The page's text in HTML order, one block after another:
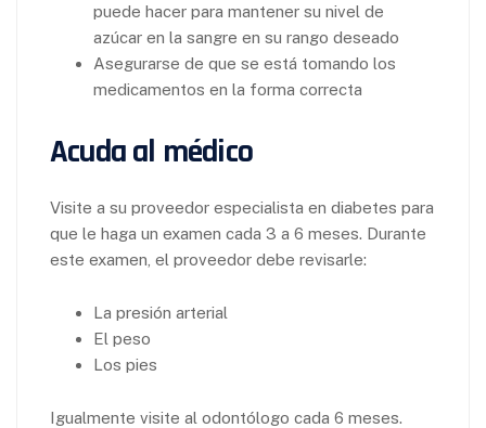
puede hacer para mantener su nivel de
azúcar en la sangre en su rango deseado
Asegurarse de que se está tomando los
medicamentos en la forma correcta
Acuda al médico
Visite a su proveedor especialista en diabetes para
que le haga un examen cada 3 a 6 meses. Durante
este examen, el proveedor debe revisarle:
La presión arterial
El peso
Los pies
Igualmente visite al odontólogo cada 6 meses.